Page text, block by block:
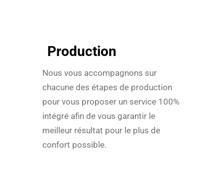
Production
Nous vous accompagnons sur
chacune des étapes de production
pour vous proposer un service 100%
intégré afin de vous garantir le
meilleur résultat pour le plus de
confort possible.